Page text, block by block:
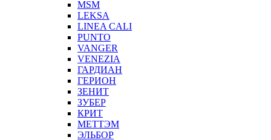
MSM
LEKSA
LINEA CALI
PUNTO
VANGER
VENEZIA
ГАРДИАН
ГЕРИОН
ЗЕНИТ
ЗУБЕР
КРИТ
МЕТТЭМ
ЭЛЬБОР